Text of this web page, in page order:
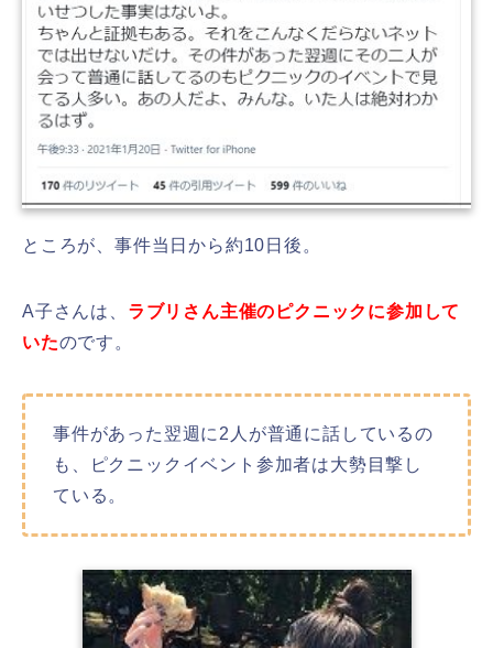
ところが、事件当日から約10日後。
A子さんは、 ラブリさん主催のピクニックに参加して
いたのです。
事件があった翌週に2人が普通に話しているの
も、ピクニックイベント参加者は大勢目撃し
ている。